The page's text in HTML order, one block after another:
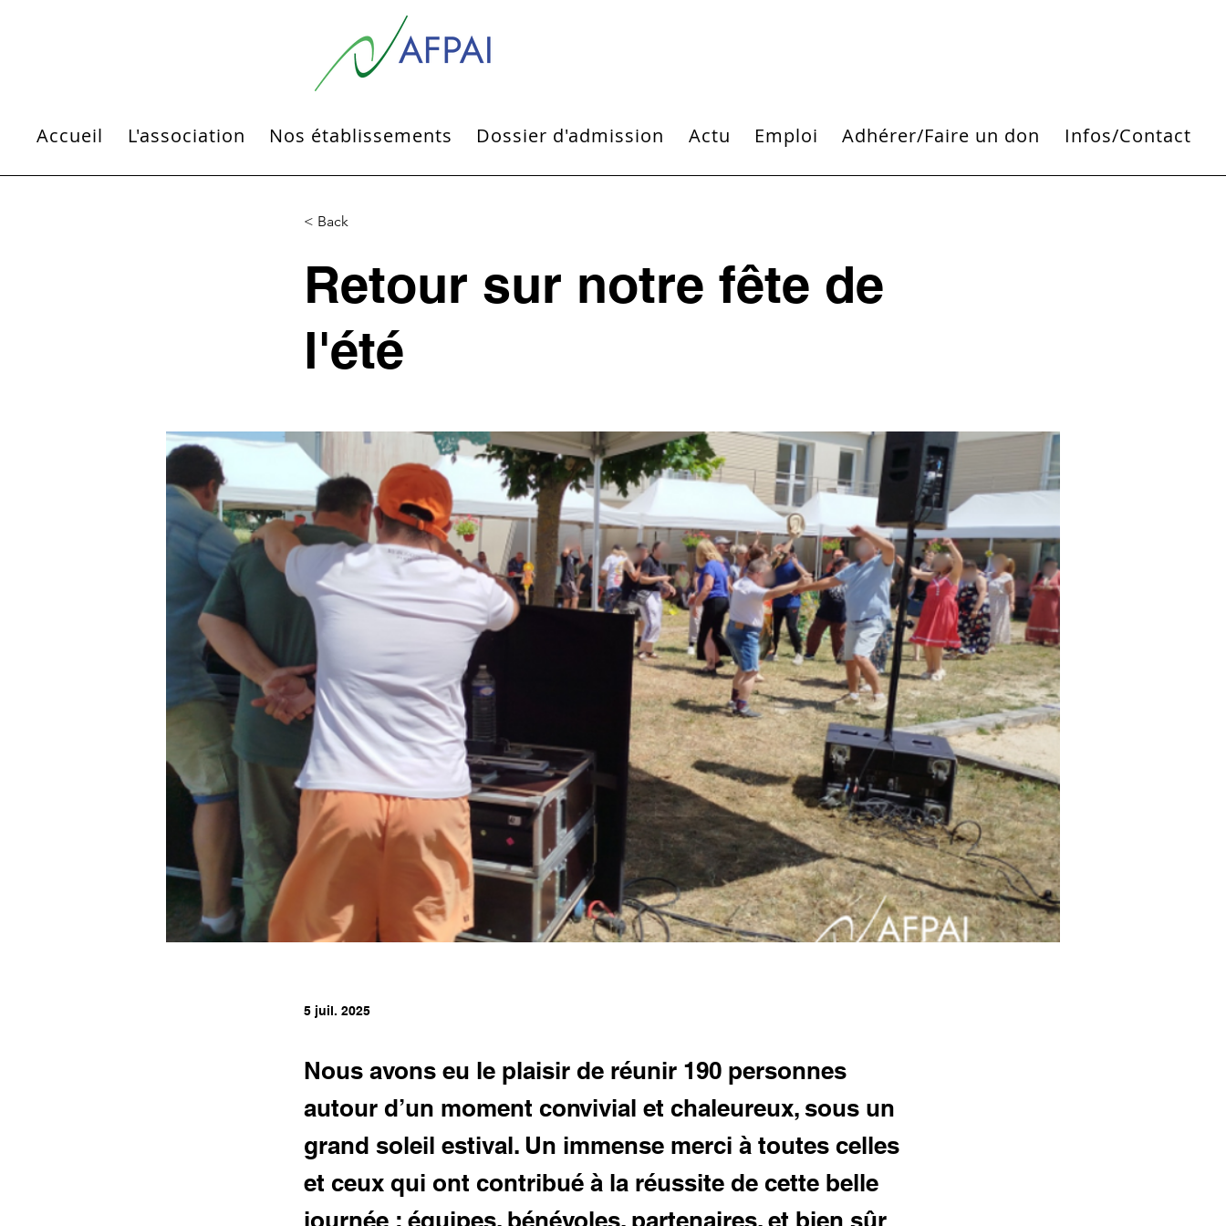
Accueil L'association Nos établissements Dossier d'admission Actu Emploi Adhérer/Faire un don Infos/Contact
< Back
Retour sur notre fête de
l'été
5 juil. 2025
Nous avons eu le plaisir de réunir 190 personnes
autour d’un moment convivial et chaleureux, sous un
grand soleil estival. Un immense merci à toutes celles
et ceux qui ont contribué à la réussite de cette belle
journée : équipes, bénévoles, partenaires, et bien sûr